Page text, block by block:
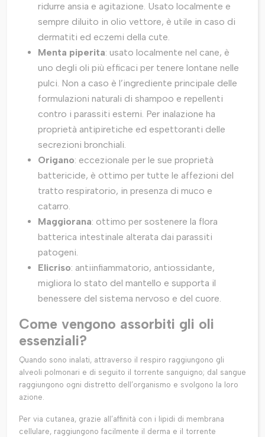
ridurre ansia e agitazione. Usato localmente e
sempre diluito in olio vettore, è utile in caso di
dermatiti ed eczemi della cute.
Menta piperita: usato localmente nel cane, è
uno degli oli più efficaci per tenere lontane nelle
pulci. Non a caso è l’ingrediente principale delle
formulazioni naturali di shampoo e repellenti
contro i parassiti esterni. Per inalazione ha
proprietà antipiretiche ed espettoranti delle
secrezioni bronchiali.
Origano: eccezionale per le sue proprietà
battericide, è ottimo per tutte le affezioni del
tratto respiratorio, in presenza di muco e
catarro.
Maggiorana: ottimo per sostenere la flora
batterica intestinale alterata dai parassiti
patogeni.
Elicriso: antiinfiammatorio, antiossidante,
migliora lo stato del mantello e supporta il
benessere del sistema nervoso e del cuore.
Come vengono assorbiti gli oli
essenziali?
Quando sono inalati, attraverso il respiro raggiungono gli
alveoli polmonari e di seguito il torrente sanguigno; dal sangue
raggiungono ogni distretto dell’organismo e svolgono la loro
azione.
Per via cutanea, grazie all’affinità con i lipidi di membrana
cellulare, raggiungono facilmente il derma e il torrente